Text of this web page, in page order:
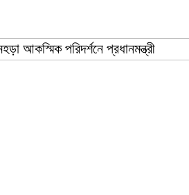
আকস্মিক পরিদর্শনে প্রধানমন্ত্রী